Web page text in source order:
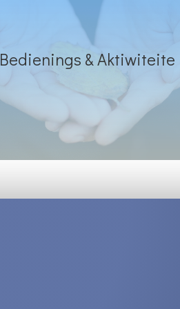
Bedienings & Aktiwiteite